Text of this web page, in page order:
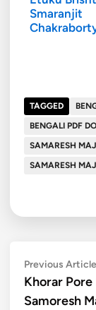
Smaranjit
TAGGED
BENGALI PDF
SAMARESH
SAMARESH
Post
Previous Article
Khorar
Samoresh